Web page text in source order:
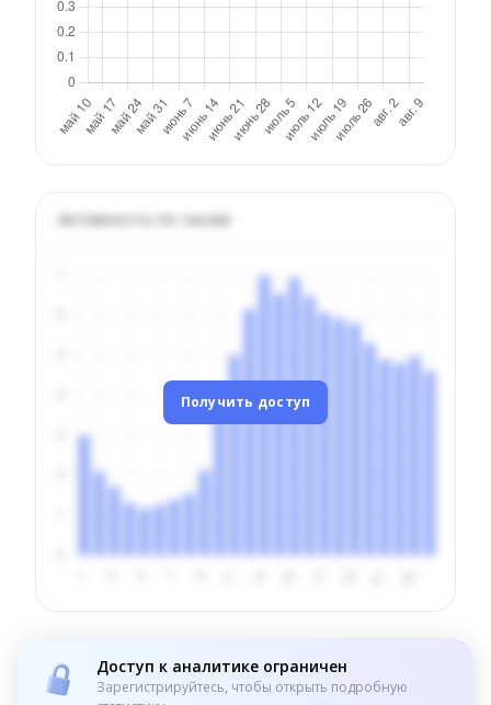
Активность по часам
Получить доступ
Доступ к аналитике ограничен
Зарегистрируйтесь, чтобы открыть подробную